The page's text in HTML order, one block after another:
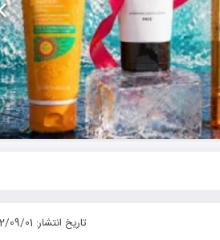
تاریخ انتشار: 1402/09/01